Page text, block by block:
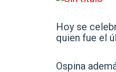
Hoy se
quien fue el
Ospina